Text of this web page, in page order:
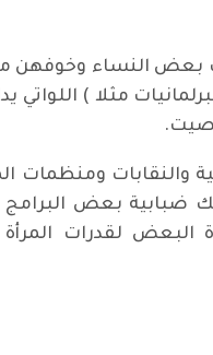
بعض النساء وخوفهن
مثلا )
ومنظمات
ضبابية بعض البرامج
البعض لقدرات